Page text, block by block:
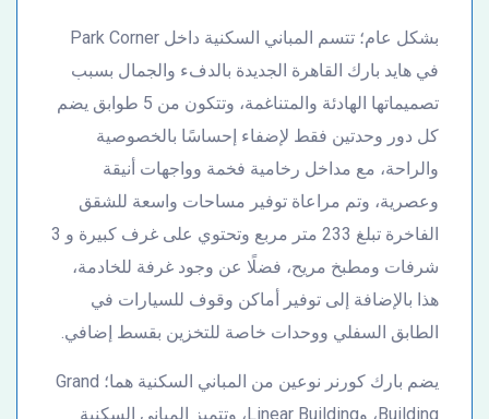
بشكل عام؛ تتسم المباني السكنية داخل Park Corner
في هايد بارك القاهرة الجديدة بالدفء والجمال بسبب
تصميماتها الهادئة والمتناغمة، وتتكون من 5 طوابق يضم
كل دور وحدتين فقط لإضفاء إحساسًا بالخصوصية
والراحة، مع مداخل رخامية فخمة وواجهات أنيقة
وعصرية، وتم مراعاة توفير مساحات واسعة للشقق
الفاخرة تبلغ 233 متر مربع وتحتوي على غرف كبيرة و 3
شرفات ومطبخ مريح، فضلًا عن وجود غرفة للخادمة،
هذا بالإضافة إلى توفير أماكن وقوف للسيارات في
الطابق السفلي ووحدات خاصة للتخزين بقسط إضافي.
يضم بارك كورنر نوعين من المباني السكنية هما؛ Grand
Building، وLinear Building، وتتميز المباني السكنية